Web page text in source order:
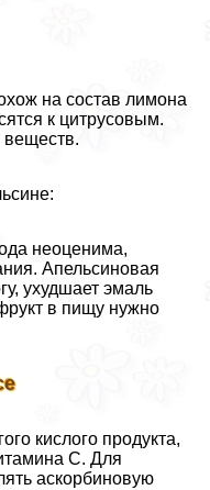
на состав лимона
к цитрусовым.
веществ.
неоценима,
Апельсиновая
ухудшает эмаль
в пищу нужно
кислого продукта,
С. Для
аскорбиновую